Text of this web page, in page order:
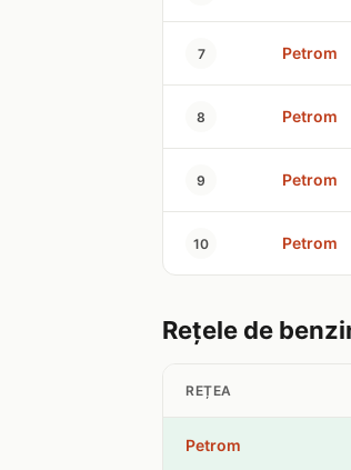
7 Petrom
8 Petrom
9 Petrom
10 Petrom
Rețele de
REȚEA
Petrom